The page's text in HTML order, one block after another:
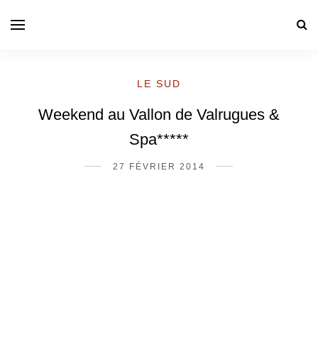
LE SUD
Weekend au Vallon de Valrugues &
Spa*****
27 FÉVRIER 2014